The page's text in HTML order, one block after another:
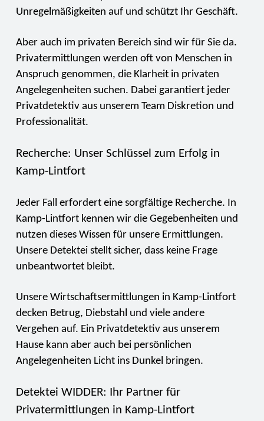
Unregelmäßigkeiten auf und schützt Ihr Geschäft.
Aber auch im privaten Bereich sind wir für Sie da.
Privatermittlungen werden oft von Menschen in
Anspruch genommen, die Klarheit in privaten
Angelegenheiten suchen. Dabei garantiert jeder
Privatdetektiv aus unserem Team Diskretion und
Professionalität.
Recherche: Unser Schlüssel zum Erfolg in
Kamp-Lintfort
Jeder Fall erfordert eine sorgfältige Recherche. In
Kamp-Lintfort kennen wir die Gegebenheiten und
nutzen dieses Wissen für unsere Ermittlungen.
Unsere Detektei stellt sicher, dass keine Frage
unbeantwortet bleibt.
Unsere Wirtschaftsermittlungen in Kamp-Lintfort
decken Betrug, Diebstahl und viele andere
Vergehen auf. Ein Privatdetektiv aus unserem
Hause kann aber auch bei persönlichen
Angelegenheiten Licht ins Dunkel bringen.
Detektei WIDDER: Ihr Partner für
Privatermittlungen in Kamp-Lintfort